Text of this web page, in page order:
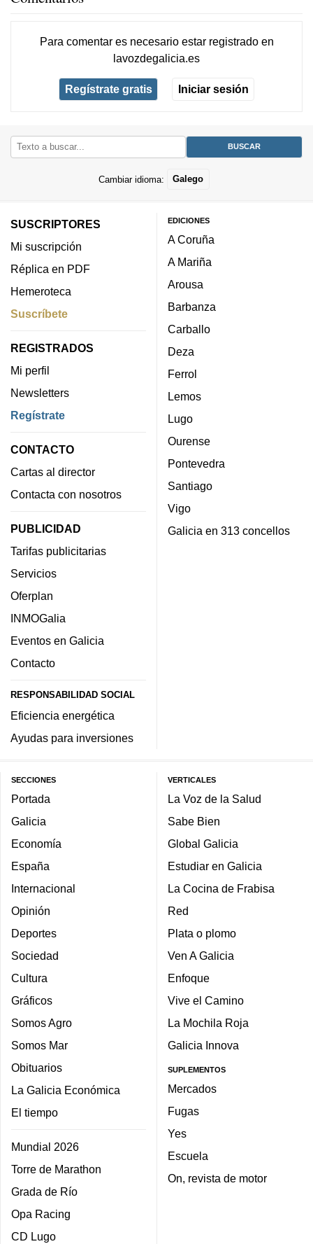
Para comentar es necesario estar registradoen
lavozdegalicia.es
Regístrate gratis Iniciar sesión
Cambiar idioma: Galego
SUSCRIPTORES
Mi suscripción
Réplica en PDF
Hemeroteca
Suscríbete
REGISTRADOS
Mi perfil
Newsletters
Regístrate
CONTACTO
Cartas al director
Contacta con nosotros
PUBLICIDAD
Tarifas publicitarias
Servicios
Oferplan
INMOGalia
Eventos en Galicia
Contacto
RESPONSABILIDAD SOCIAL
Eficiencia energética
Ayudas para inversiones
EDICIONES
A Coruña
A Mariña
Arousa
Barbanza
Carballo
Deza
Ferrol
Lemos
Lugo
Ourense
Pontevedra
Santiago
Vigo
Galicia en 313 concellos
SECCIONES
Portada
Galicia
Economía
España
Internacional
Opinión
Deportes
Sociedad
Cultura
Gráficos
Somos Agro
Somos Mar
Obituarios
La Galicia Económica
El tiempo
Mundial 2026
Torre de Marathon
Grada de Río
Opa Racing
CD Lugo
VERTICALES
La Voz de la Salud
Sabe Bien
Global Galicia
Estudiar en Galicia
La Cocina de Frabisa
Red
Plata o plomo
Ven A Galicia
Enfoque
Vive el Camino
La Mochila Roja
Galicia Innova
SUPLEMENTOS
Mercados
Fugas
Yes
Escuela
On, revista de motor